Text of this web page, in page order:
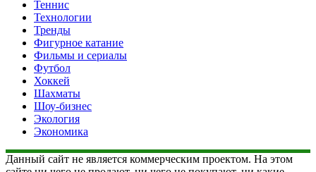
Теннис
Технологии
Тренды
Фигурное катание
Фильмы и сериалы
Футбол
Хоккей
Шахматы
Шоу-бизнес
Экология
Экономика
Данный сайт не является коммерческим проектом. На этом